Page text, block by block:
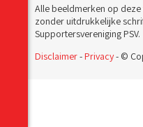
Alle beeldmerken op
zonder uitdrukkelijke
Supportersvereniging PSV.
Disclaimer-Privacy- ©